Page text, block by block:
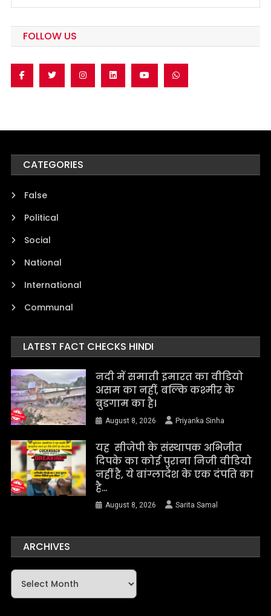
FOLLOW US
CATEGORIES
False
Political
Social
National
International
Communal
LATEST FACT CHECKS HINDI
नदी में समाती इमारत का वीडियो
असम का नहीं, बल्कि कश्मीर के
बुडगाम का है।
August 8, 2026 Priyanka Sinha
यह सीजेपी के संस्थापक अभिजीत
दिपके का कोई पुराना निजी वीडियो
नहीं है, ये बांग्लादेश के एक दंपति का
है…
August 8, 2026 Sarita Samal
ARCHIVES
Archives